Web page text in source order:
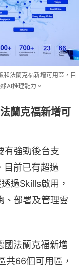
法蘭克福新增可用區，目
AI推理能力。
蘭克福新增可
有強勁後台支
目前已有超過
過Skills啟用，
、部署及管理雲
國法蘭克福新增
共66個可用區，